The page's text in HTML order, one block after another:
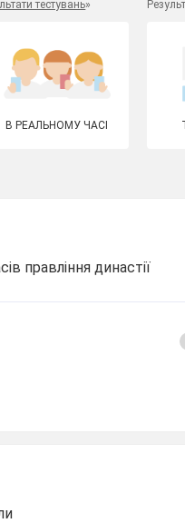
тестувань»
В РЕАЛЬНОМУ ЧАСІ
правління династії